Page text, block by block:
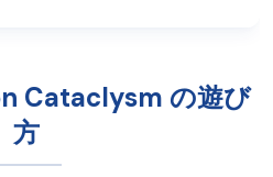
Cataclysm の遊び
方